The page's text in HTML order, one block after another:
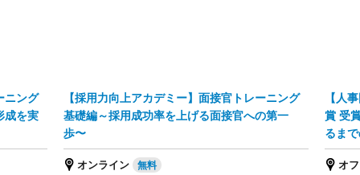
ニング
成を実
【採用力向上アカデミー】面接官トレーニング
基礎編～採用成功率を上げる面接官への第一
歩〜
オンライン
【人
賞 受
るま
オ